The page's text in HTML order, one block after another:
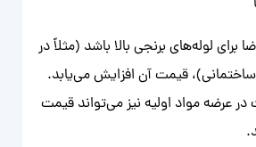
برای لوله‌های برنجی بالا باشد (مثلاً در
قیمت آن افزایش می‌یابد.
عرضه مواد اولیه نیز می‌تواند قیمت